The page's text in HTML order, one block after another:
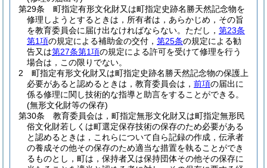
第29条
町指定有形文化財又は町指定史跡名勝天然記念物を
修理しようとするときは，所有者は，あらかじめ，その旨
を教育委員会に届け出なければならない。 ただし， 第23条
第1項の規定による補助金の交付， 第25条の規定による勧
告又は第27条第1項の規定による許可を受けて修理を行う
場合は，この限りでない。
2
町指定有形文化財又は町指定史跡名勝天然記念物の保護上
必要があると認めるときは，教育委員会は， 前項の届出に
係る修理に関し技術的な指導と助言をすることができる。
(無形文化財等の保存)
第30条
教育委員会は，町指定無形文化財又は町指定無形民
俗文化財若しくは町選定保存技術の保存のため必要がある
と認めるときは，これらについて自ら記録の作成，伝承者
の養成その他その保存のため適当な措置を執ることができ
るものとし，町は，保持者又は保持団体その他その保存に